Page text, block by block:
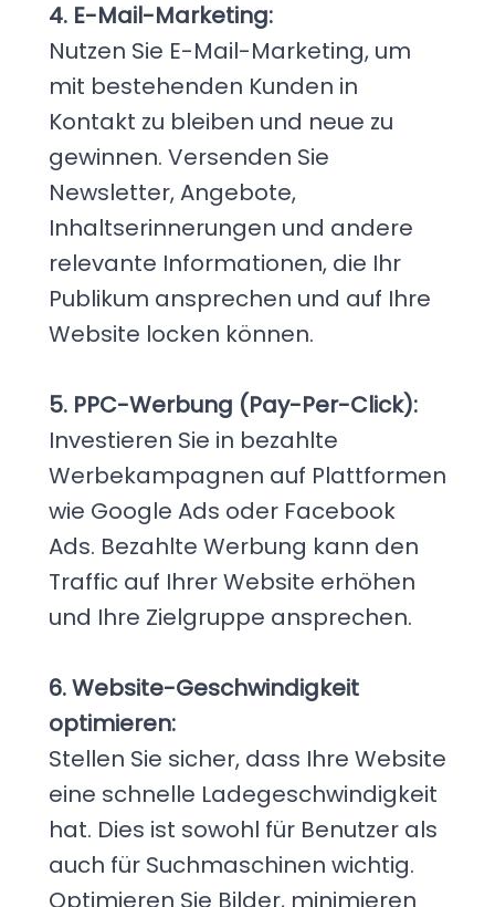
4. E-Mail-Marketing:
Nutzen Sie E-Mail-Marketing, um
mit bestehenden Kunden in
Kontakt zu bleiben und neue zu
gewinnen. Versenden Sie
Newsletter, Angebote,
Inhaltserinnerungen und andere
relevante Informationen, die Ihr
Publikum ansprechen und auf Ihre
Website locken können.
5. PPC-Werbung (Pay-Per-Click):
Investieren Sie in bezahlte
Werbekampagnen auf Plattformen
wie Google Ads oder Facebook
Ads. Bezahlte Werbung kann den
Traffic auf Ihrer Website erhöhen
und Ihre Zielgruppe ansprechen.
6. Website-Geschwindigkeit
optimieren:
Stellen Sie sicher, dass Ihre Website
eine schnelle Ladegeschwindigkeit
hat. Dies ist sowohl für Benutzer als
auch für Suchmaschinen wichtig.
Optimieren Sie Bilder, minimieren